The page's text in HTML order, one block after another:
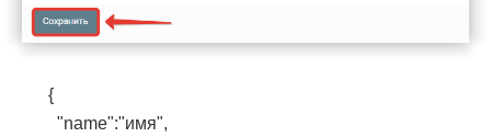
{
"name":"имя",